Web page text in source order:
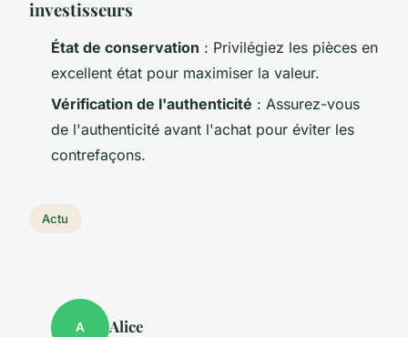
investisseurs
État de conservation : Privilégiez les pièces en
excellent état pour maximiser la valeur.
Vérification de l'authenticité : Assurez-vous
de l'authenticité avant l'achat pour éviter les
contrefaçons.
Actu
A Alice